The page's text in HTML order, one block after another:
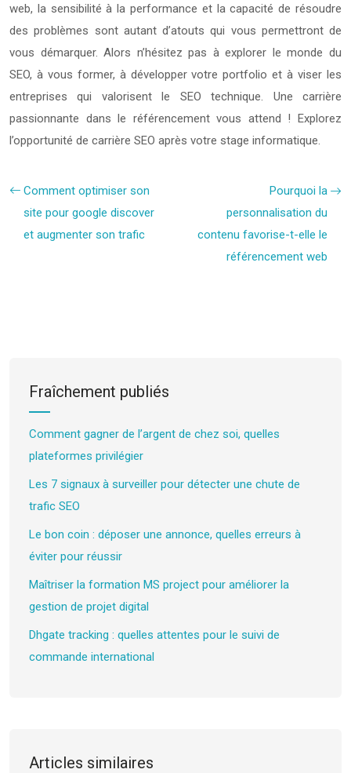
web, la sensibilité à la performance et la capacité de résoudre
des problèmes sont autant d’atouts qui vous permettront de
vous démarquer. Alors n’hésitez pas à explorer le monde du
SEO, à vous former, à développer votre portfolio et à viser les
entreprises qui valorisent le SEO technique. Une carrière
passionnante dans le référencement vous attend ! Explorez
l’opportunité de carrière SEO après votre stage informatique.
Comment optimiser son
site pour google discover
et augmenter son trafic
Pourquoi la
personnalisation du
contenu favorise-t-elle le
référencement web
Fraîchement publiés
Comment gagner de l’argent de chez soi, quelles
plateformes privilégier
Les 7 signaux à surveiller pour détecter une chute de
trafic SEO
Le bon coin : déposer une annonce, quelles erreurs à
éviter pour réussir
Maîtriser la formation MS project pour améliorer la
gestion de projet digital
Dhgate tracking : quelles attentes pour le suivi de
commande international
Articles similaires